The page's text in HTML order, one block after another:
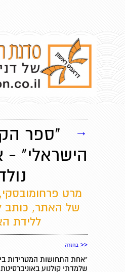
"ספר
הישראלי"
מרט
של האתר, כותב
ללידת
→
<< בחזרה
"אחת התחושות המטרידות
שלמדתי קולנוע